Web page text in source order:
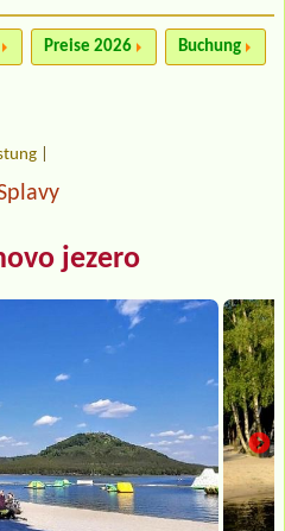
Preise 2026 Buchung
jezero